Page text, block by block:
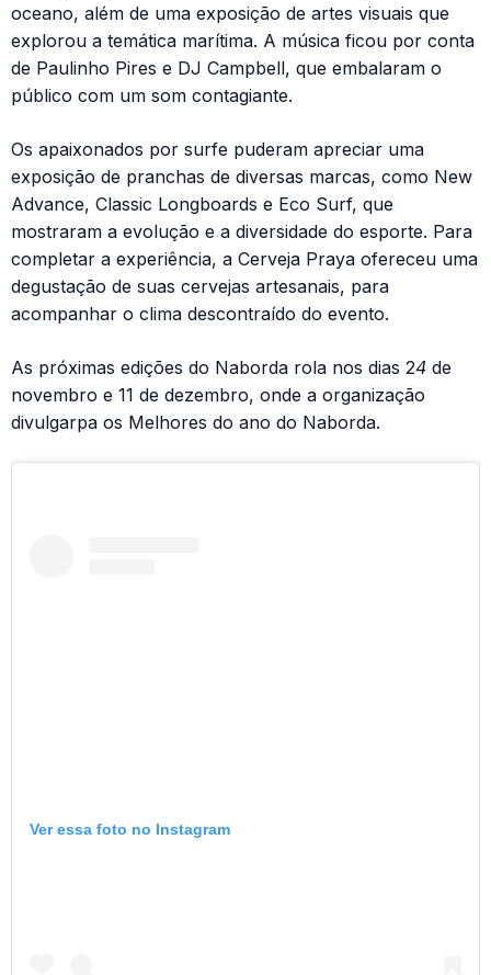
oceano, além de uma exposição de artes visuais que
explorou a temática marítima. A música ficou por conta
de Paulinho Pires e DJ Campbell, que embalaram o
público com um som contagiante.
Os apaixonados por surfe puderam apreciar uma
exposição de pranchas de diversas marcas, como New
Advance, Classic Longboards e Eco Surf, que
mostraram a evolução e a diversidade do esporte. Para
completar a experiência, a Cerveja Praya ofereceu uma
degustação de suas cervejas artesanais, para
acompanhar o clima descontraído do evento.
As próximas edições do Naborda rola nos dias 24 de
novembro e 11 de dezembro, onde a organização
divulgarpa os Melhores do ano do Naborda.
Ver essa foto no Instagram